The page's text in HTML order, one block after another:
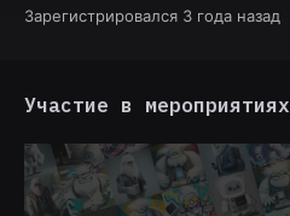
6
Зарегистрировался 3 года назад
Участие в мероприятиях